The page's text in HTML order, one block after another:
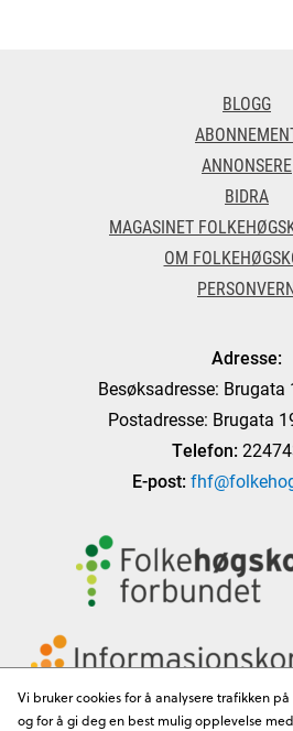
BLOGG
ANNONSERE
BIDRA
MAGASINET
OM
Adresse:
Besøksadresse: Brugata
Postadresse: Brugata
Telefon:
E-post:
Vi bruker cookies for å analysere trafikken
og for å gi deg en best mulig opplevelse